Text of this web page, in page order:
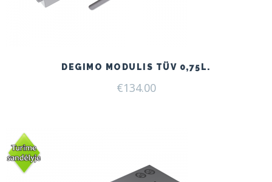
DEGIMO MODULIS TÜV 0,75L.
€134.00